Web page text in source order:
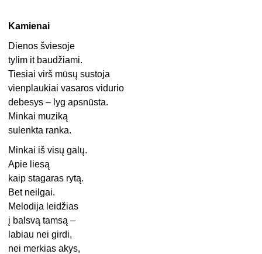
Kamienai
Dienos šviesoje
tylim it baudžiami.
Tiesiai virš mūsų sustoja
vienplaukiai vasaros vidurio
debesys – lyg apsnūsta.
Minkai muziką
sulenkta ranka.
Minkai iš visų galų.
Apie liesą
kaip stagaras rytą.
Bet neilgai.
Melodija leidžias
į balsvą tamsą –
labiau nei girdi,
nei merkias akys,